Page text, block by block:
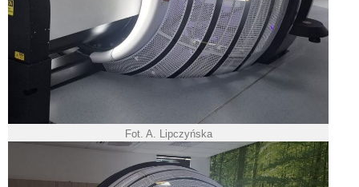
Fot. A. Lipczyńska